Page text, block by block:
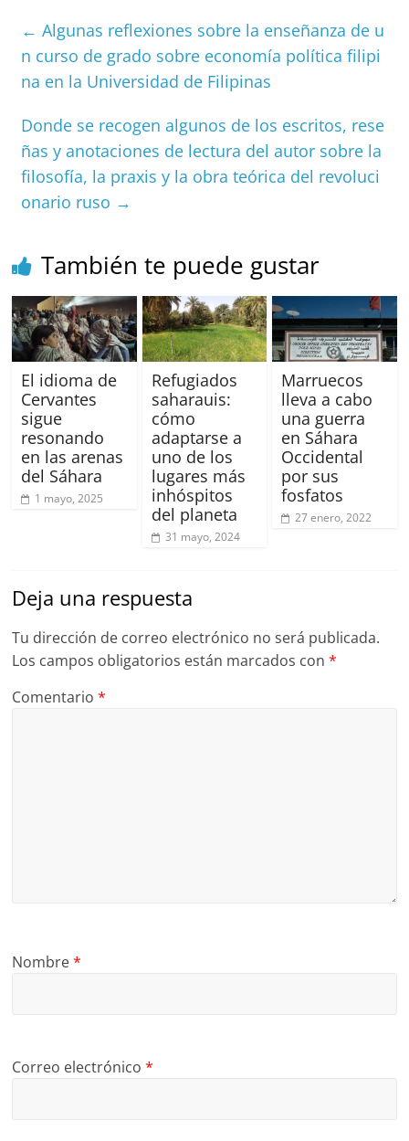
e
b
o
o
k
l s
A
p
h
at
a
d
s
l p
ar
← Algunas reflexiones sobre la enseñanza de u
n curso de grado sobre economía política filipi
na en la Universidad de Filipinas
Donde se recogen algunos de los escritos, rese
ñas y anotaciones de lectura del autor sobre la
filosofía, la praxis y la obra teórica del revoluci
onario ruso →
También te puede gustar
El idioma de
Cervantes
sigue
resonando
en las arenas
del Sáhara
1 mayo, 2025
Refugiados
saharauis:
cómo
adaptarse a
uno de los
lugares más
inhóspitos
del planeta
31 mayo, 2024
Marruecos
lleva a cabo
una guerra
en Sáhara
Occidental
por sus
fosfatos
27 enero, 2022
Deja una respuesta
Tu dirección de correo electrónico no será publicada.
Los campos obligatorios están marcados con*
Comentario*
Nombre*
Correo electrónico*